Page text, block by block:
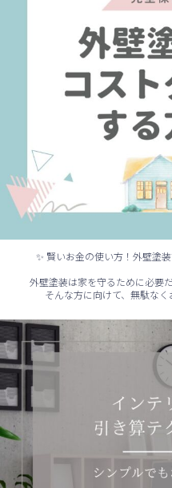
✨ 賢いお金の使い方！外壁塗
外壁塗装は家を守るために必要
そんな方に向けて、無駄な
✨ シンプルでもおしゃれ！イ
...